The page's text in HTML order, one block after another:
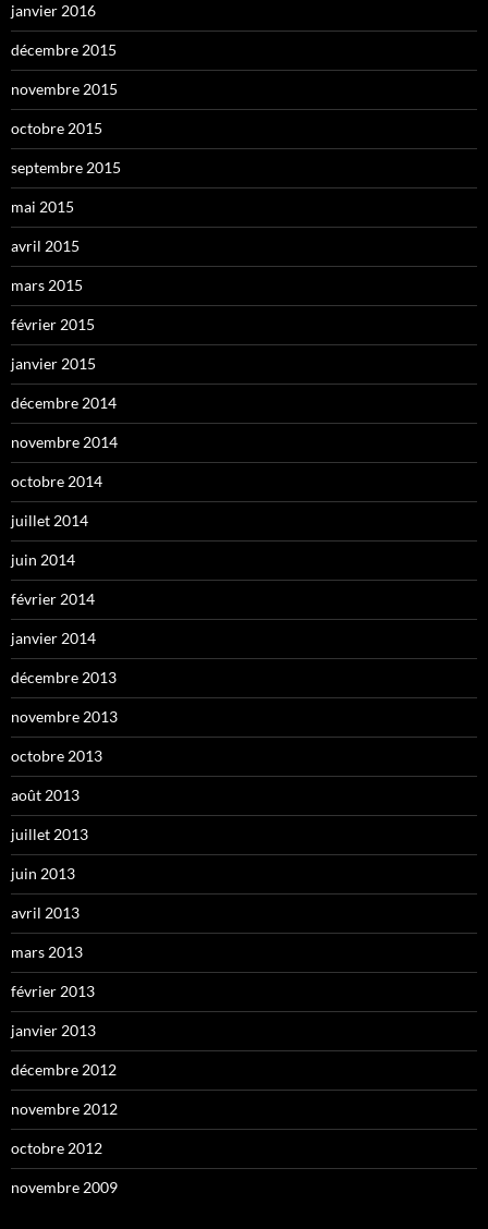
janvier 2016
décembre 2015
novembre 2015
octobre 2015
septembre 2015
mai 2015
avril 2015
mars 2015
février 2015
janvier 2015
décembre 2014
novembre 2014
octobre 2014
juillet 2014
juin 2014
février 2014
janvier 2014
décembre 2013
novembre 2013
octobre 2013
août 2013
juillet 2013
juin 2013
avril 2013
mars 2013
février 2013
janvier 2013
décembre 2012
novembre 2012
octobre 2012
novembre 2009